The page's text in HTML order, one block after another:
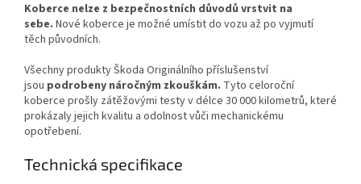
Koberce nelze z bezpečnostních důvodů vrstvit na
sebe. Nové koberce je možné umístit do vozu až po vyjmutí
těch původních.
Všechny produkty Škoda Originálního příslušenství
jsou podrobeny náročným zkouškám. Tyto celoroční
koberce prošly zátěžovými testy v délce 30 000 kilometrů, které
prokázaly jejich kvalitu a odolnost vůči mechanickému
opotřebení.
Technická specifikace